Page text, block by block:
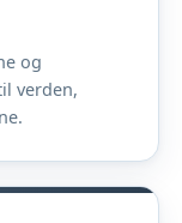
og
verden,